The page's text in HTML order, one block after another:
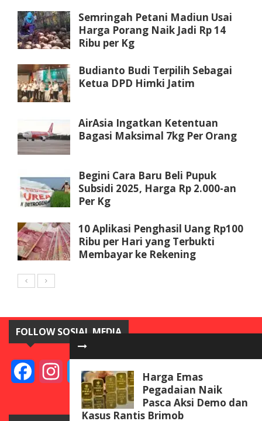
Harga Emas
Pegadaian Naik
Pasca Aksi Demo dan
Kasus Rantis Brimob
Semringah Petani Madiun Usai
Harga Porang Naik Jadi Rp 14
Ribu per Kg
Budianto Budi Terpilih Sebagai
Ketua DPD Himki Jatim
AirAsia Ingatkan Ketentuan
Bagasi Maksimal 7kg Per Orang
Begini Cara Baru Beli Pupuk
Subsidi 2025, Harga Rp 2.000-an
Per Kg
10 Aplikasi Penghasil Uang Rp100
Ribu per Hari yang Terbukti
Membayar ke Rekening
FOLLOW SOSIAL MEDIA
FacebookInstagramTwitterYouTube